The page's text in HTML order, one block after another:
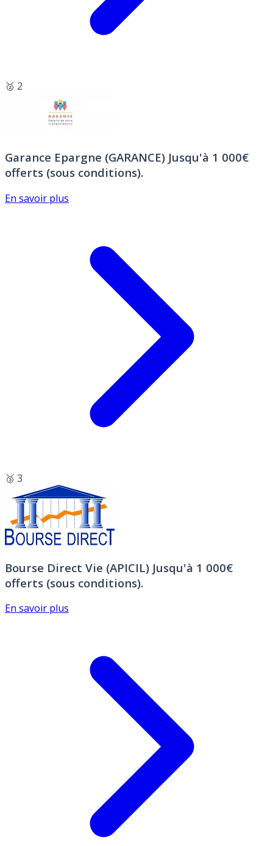
🥈 2
Garance Epargne (GARANCE) Jusqu'à 1 000€
offerts (sous conditions).
En savoir plus
🥉 3
Bourse Direct Vie (APICIL) Jusqu'à 1 000€
offerts (sous conditions).
En savoir plus